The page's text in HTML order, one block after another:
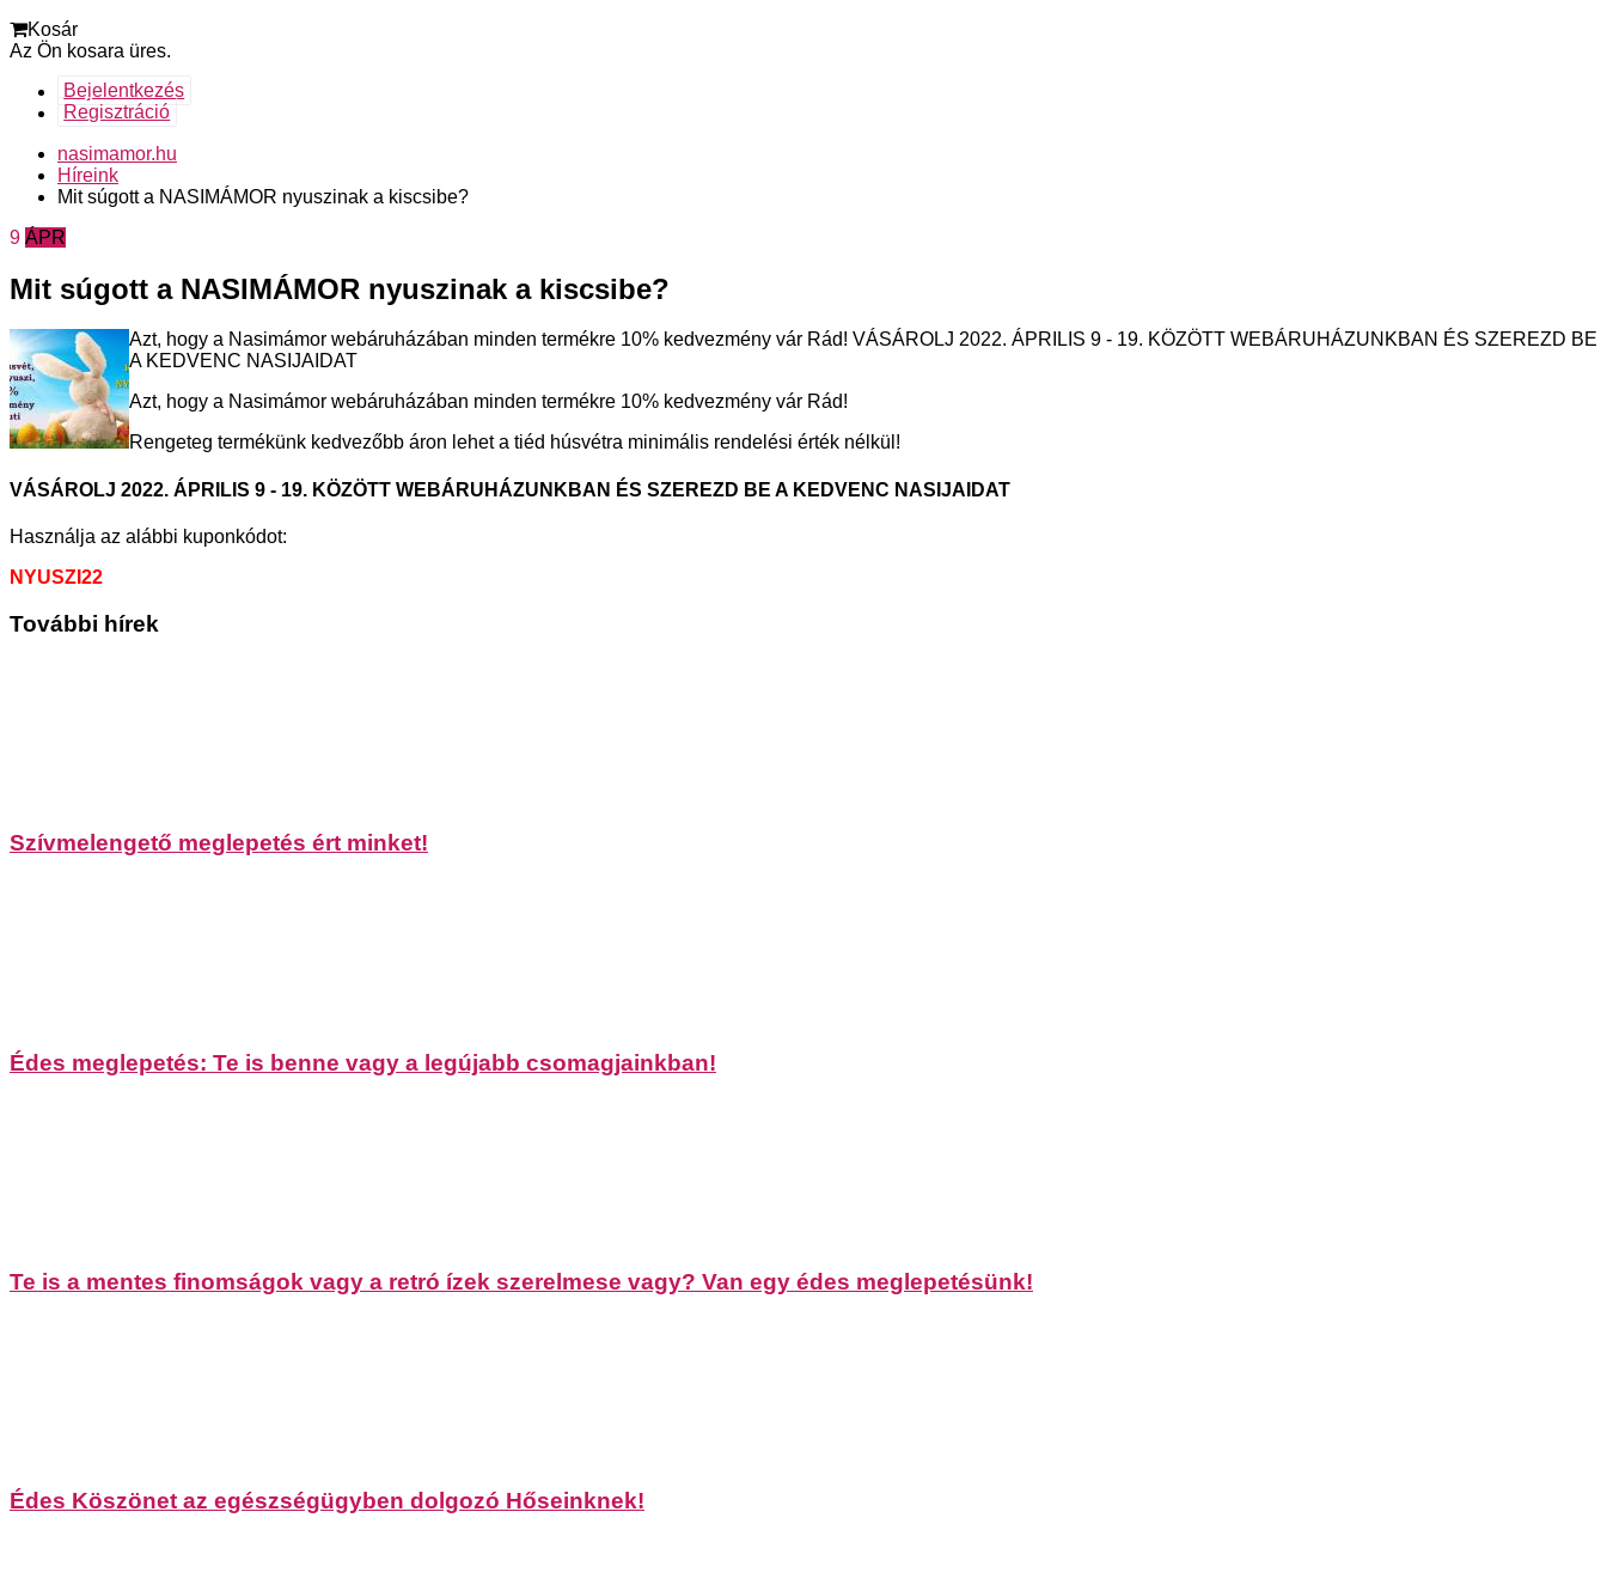
Kosár
Az Ön kosara üres.
Bejelentkezés
Regisztráció
nasimamor.hu
Híreink
Mit súgott a NASIMÁMOR nyuszinak a kiscsibe?
9 ÁPR
Mit súgott a NASIMÁMOR nyuszinak a kiscsibe?
Azt, hogy a Nasimámor webáruházában minden termékre 10% kedvezmény vár Rád! VÁSÁROLJ 2022. ÁPRILIS 9 - 19. KÖZÖTT WEBÁRUHÁZUNKBAN ÉS SZEREZD BE
A KEDVENC NASIJAIDAT
Azt, hogy a Nasimámor webáruházában minden termékre 10% kedvezmény vár Rád!
Rengeteg termékünk kedvezőbb áron lehet a tiéd húsvétra minimális rendelési érték nélkül!
VÁSÁROLJ 2022. ÁPRILIS 9 - 19. KÖZÖTT WEBÁRUHÁZUNKBAN ÉS SZEREZD BE A KEDVENC NASIJAIDAT
Használja az alábbi kuponkódot:
NYUSZI22
További hírek
Szívmelengető meglepetés ért minket!
Édes meglepetés: Te is benne vagy a legújabb csomagjainkban!
Te is a mentes finomságok vagy a retró ízek szerelmese vagy? Van egy édes meglepetésünk!
Édes Köszönet az egészségügyben dolgozó Hőseinknek!